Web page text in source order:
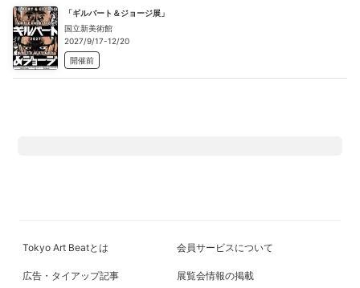
「ギルバート＆ジョージ展」
国立新美術館
2027/9/17-12/20
開催前
Tokyo Art Beatとは 会員サービスについて
広告・タイアップ記事 展覧会情報の掲載